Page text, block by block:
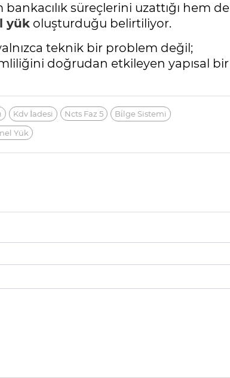
süreçlerini uzattığı hem de
yük oluşturduğu belirtiliyor.
teknik bir problem değil;
doğrudan etkileyen yapısal bir
Kdv İadesi Ncts Faz 5
Bi̇lge Sistemi
Yük